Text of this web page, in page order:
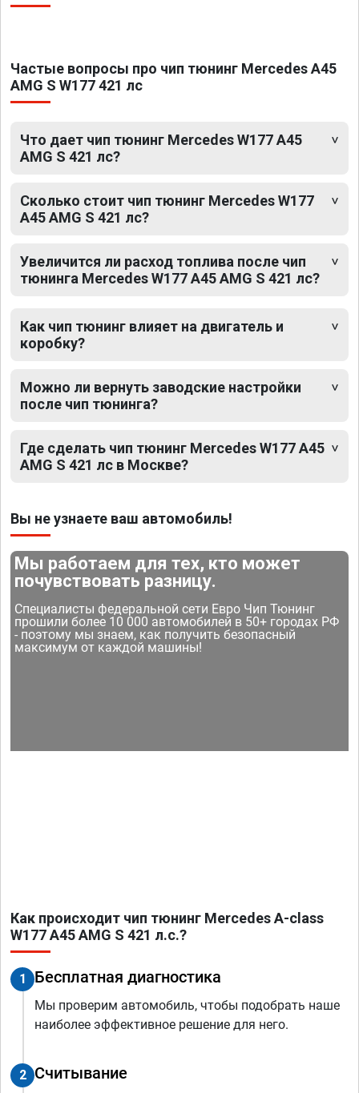
Частые вопросы про чип тюнинг Mercedes A45
AMG S W177 421 лс
Что дает чип тюнинг Mercedes W177 A45
AMG S 421 лс?
Сколько стоит чип тюнинг Mercedes W177
A45 AMG S 421 лс?
Увеличится ли расход топлива после чип
тюнинга Mercedes W177 A45 AMG S 421 лс?
Как чип тюнинг влияет на двигатель и
коробку?
Можно ли вернуть заводские настройки
после чип тюнинга?
Где сделать чип тюнинг Mercedes W177 A45
AMG S 421 лс в Москве?
Вы не узнаете ваш автомобиль!
Мы работаем для тех, кто может
почувствовать разницу.
Специалисты федеральной сети Евро Чип Тюнинг
прошили более 10 000 автомобилей в 50+ городах РФ
- поэтому мы знаем, как получить безопасный
максимум от каждой машины!
Как происходит чип тюнинг Mercedes A-class
W177 A45 AMG S 421 л.с.?
1 Бесплатная диагностика
Мы проверим автомобиль, чтобы подобрать наше
наиболее эффективное решение для него.
2 Считывание